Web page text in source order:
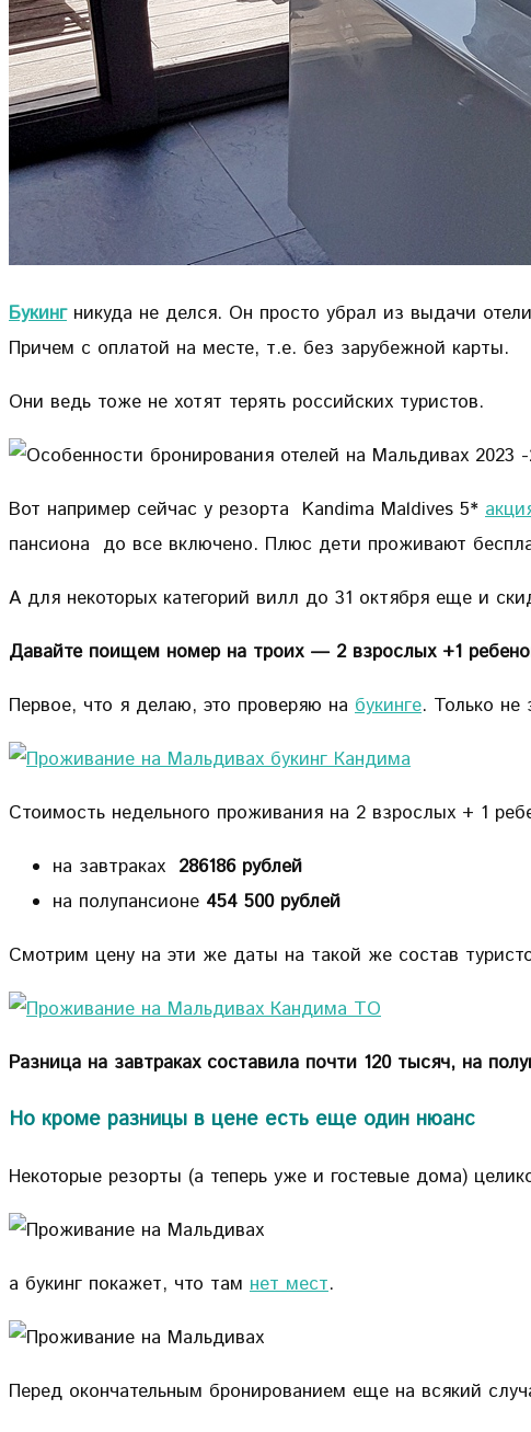
Букингникуда не делся. Он просто убрал из выдачи
Причем с оплатой на месте, т.е. без зарубежной карты.
Они ведь тоже не хотят терять российских туристов.
Вот например сейчас у резорта Kandima Maldives 5*
пансиона до все включено. Плюс дети проживают
А для некоторых категорий вилл до 31 октября еще и
Давайте поищем номер на троих — 2 взрослых +1
Первое, что я делаю, это проверяю на букинге. Только
Стоимость недельного проживания на 2 взрослых + 1
на завтраках 286186 рублей
на полупансионе 454 500 рублей
Смотрим цену на эти же даты на такой же состав
Разница на завтраках составила почти 120 тысяч, на
Но кроме разницы в цене есть еще один нюанс
Некоторые резорты (а теперь уже и гостевые дома)
а букинг покажет, что там нет мест.
Перед окончательным бронированием еще на всякий